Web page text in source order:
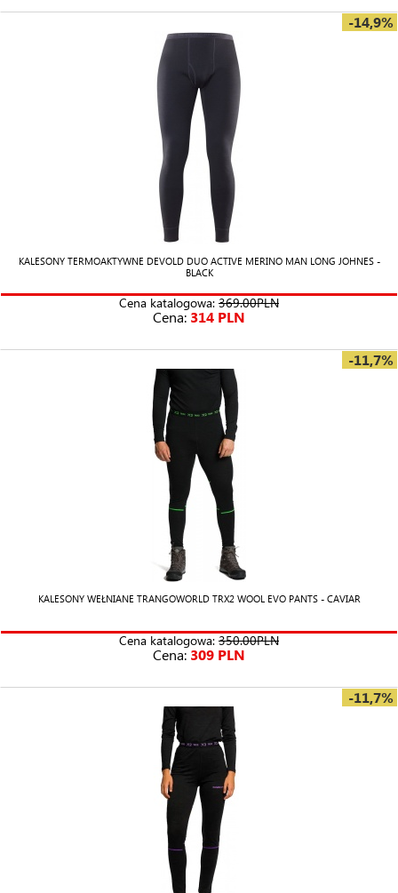
-14,9%
KALESONY TERMOAKTYWNE DEVOLD DUO ACTIVE MERINO MAN LONG JOHNES -
BLACK
Cena katalogowa: 369.00PLN
Cena: 314 PLN
-11,7%
KALESONY WEŁNIANE TRANGOWORLD TRX2 WOOL EVO PANTS - CAVIAR
Cena katalogowa: 350.00PLN
Cena: 309 PLN
-11,7%